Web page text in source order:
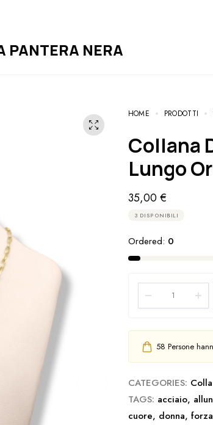
PANTERA NERA
HOME PRODOTTI
Collana Donna Acciaio mod. Cuore
Lungo
35,00€
3 DISPONIBILI
Ordered: 0
58 Persone
CATEGORIES:
TAGS: acciaio,
cuore, donna,